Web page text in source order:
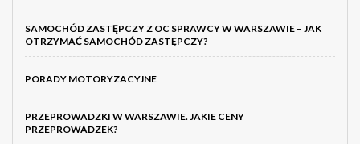
SAMOCHÓD ZASTĘPCZY Z OC SPRAWCY W WARSZAWIE – JAK
OTRZYMAĆ SAMOCHÓD ZASTĘPCZY?
PORADY MOTORYZACYJNE
PRZEPROWADZKI W WARSZAWIE. JAKIE CENY
PRZEPROWADZEK?